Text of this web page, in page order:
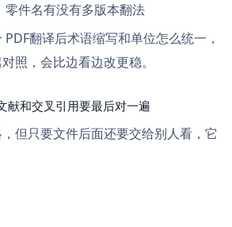
零件名有没有多版本翻法
PDF翻译后术语缩写和单位怎么统一 ，
照，会比边看边改更稳。
献和交叉引用要最后对一遍
但只要文件后面还要交给别人看，它